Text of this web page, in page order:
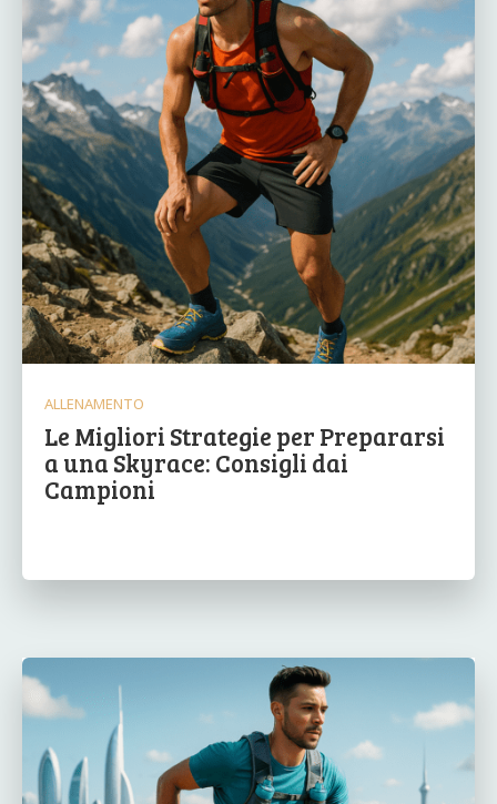
ALLENAMENTO
Le Migliori Strategie per Prepararsi
a una Skyrace: Consigli dai
Campioni